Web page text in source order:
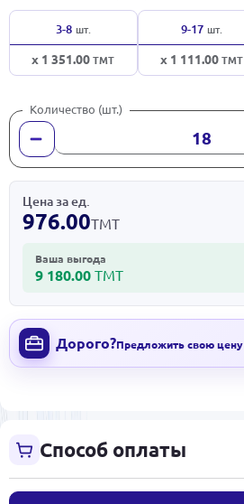
3-8 шт.
x 1 351.00ТМТ
9-17 шт.
x 1 111.00ТМТ
Количество (шт.)
Цена за ед.
976.00ТМТ
Ваша выгода
9 180.00 ТМТ
Дорого?Предложить свою цену
Способ оплаты